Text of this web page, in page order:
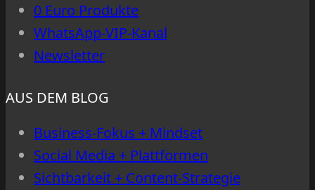
0 Euro Produkte
WhatsApp-VIP-Kanal
Newsletter
AUS DEM BLOG
Business-Fokus + Mindset
Social Media + Plattformen
Sichtbarkeit + Content-Strategie